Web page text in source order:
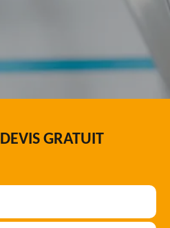
DEVIS GRATUIT